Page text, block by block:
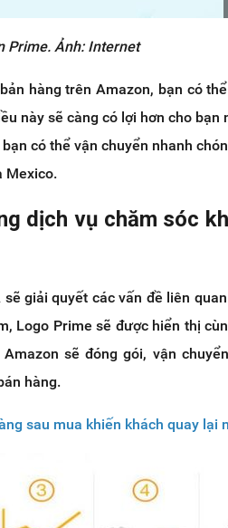
Prime. Ảnh: Internet
hàng trên Amazon, bạn có
này sẽ càng có lợi hơn cho bạn
có thể vận chuyển nhanh
Mexico.
dịch vụ chăm sóc
giải quyết các vấn đề liên
Logo Prime sẽ được hiển thị
sẽ đóng gói, vận
hàng.
sau mua khiến khách quay lại